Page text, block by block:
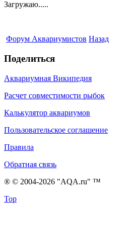
Загружаю.....
Форум Аквариумистов Назад
Поделиться
Аквариумная Википедия
Расчет совместимости рыбок
Калькулятор аквариумов
Пользовательское соглашение
Правила
Обратная связь
® © 2004-2026 "AQA.ru" ™
Top